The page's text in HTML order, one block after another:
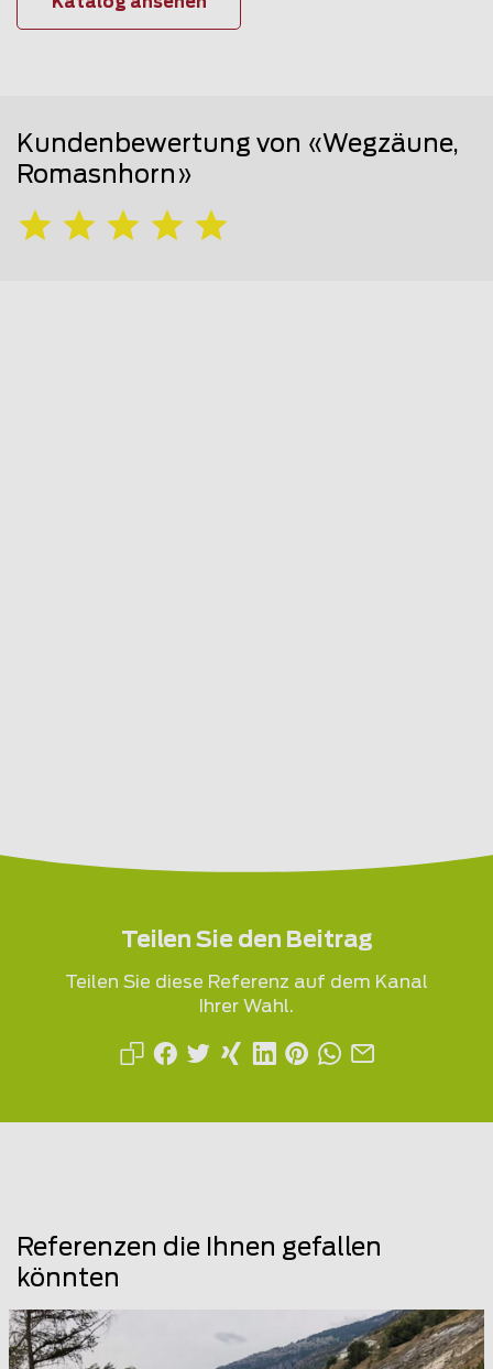
Kundenbewertung von «Wegzäune,
Romasnhorn»
Teilen Sie den Beitrag
Teilen Sie diese Referenz auf dem Kanal
Ihrer Wahl.
Referenzen die Ihnen gefallen
könnten